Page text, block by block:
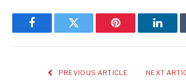
FacebookTwitter Pinterest
PREVIOUS ARTICLE NEXT